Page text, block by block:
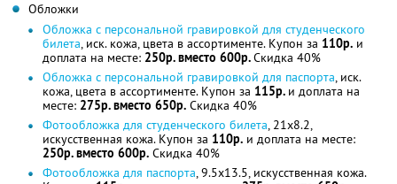
Обложки
Обложка с персональной гравировкой для студенческого
билета, иск. кожа, цвета в ассортименте. Купон за 110р. и
доплата на месте: 250р. вместо 600р.Скидка 40%
Обложка с персональной гравировкой для паспорта, иск.
кожа, цвета в ассортименте. Купон за 115р. и доплата на
месте: 275р. вместо 650р. Скидка 40%
Фотообложка для студенческого билета, 21х8.2,
искусственная кожа. Купон за 110р. и доплата на месте:
250р. вместо 600р. Скидка 40%
Фотообложка для паспорта, 9.5х13.5, искусственная кожа.